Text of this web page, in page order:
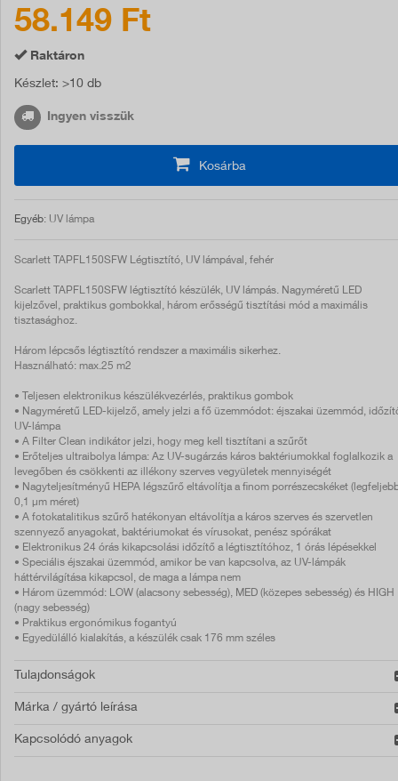
58.149 Ft
Raktáron
Készlet: >10 db
Ingyen visszük
Kosárba
Egyéb: UV lámpa
Scarlett TAPFL150SFW Légtisztító, UV lámpával, fehér
Scarlett TAPFL150SFW légtisztító készülék, UV lámpás. Nagyméretű LED
kijelzővel, praktikus gombokkal, három erősségű tisztítási mód a maximális
tisztasághoz.
Három lépcsős légtisztító rendszer a maximális sikerhez.
Használható: max.25 m2
• Teljesen elektronikus készülékvezérlés, praktikus gombok
• Nagyméretű LED-kijelző, amely jelzi a fő üzemmódot: éjszakai üzemmód,
UV-lámpa
• A Filter Clean indikátor jelzi, hogy meg kell tisztítani a szűrőt
• Erőteljes ultraibolya lámpa: Az UV-sugárzás káros baktériumokkal foglalkozik a
levegőben és csökkenti az illékony szerves vegyületek mennyiségét
• Nagyteljesítményű HEPA légszűrő eltávolítja a finom porrészecskéket
0,1 μm méret)
• A fotokatalitikus szűrő hatékonyan eltávolítja a káros szerves és szervetlen
szennyező anyagokat, baktériumokat és vírusokat, penész spórákat
• Elektronikus 24 órás kikapcsolási időzítő a légtisztítóhoz, 1 órás lépésekkel
• Speciális éjszakai üzemmód, amikor be van kapcsolva, az UV-lámpák
háttérvilágítása kikapcsol, de maga a lámpa nem
• Három üzemmód: LOW (alacsony sebesség), MED (közepes sebesség) és HIGH
(nagy sebesség)
• Praktikus ergonómikus fogantyú
• Egyedülálló kialakítás, a készülék csak 176 mm széles
Tulajdonságok
Márka / gyártó leírása
Kapcsolódó anyagok